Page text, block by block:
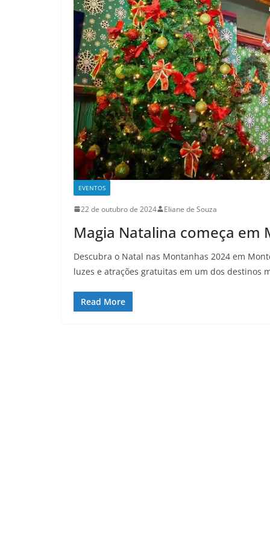
EVENTOS
22 de outubro de 2024 Eliane de Souza
Magia Natalina começa em
Descubra o Natal nas Montanhas 2024 em
luzes e atrações gratuitas em um dos destinos
Read More